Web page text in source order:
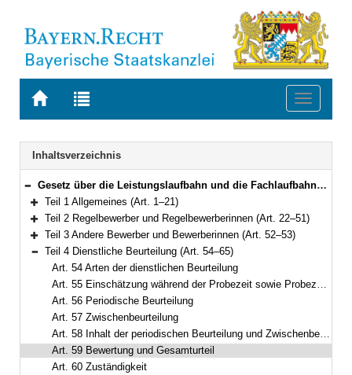
Zur
BAYERN.RECHT
Zur
letzten
Suche
Toggle
Navigation
Inhaltsverzeichnis
Bereich reduzieren
Gesetz über die Leistungslaufbahn und die Fachlaufbahnen der bayerischen Beamten und Beamtinnen (Leistungslaufbahngesetz – LlbG) Vom 5. August 2010 (GVBl. S. 410, 571) BayRS 2030-1-4-F (Art. 1–71)
Bereich erweitern
Teil 1 Allgemeines (Art. 1–21)
Bereich erweitern
Teil 2 Regelbewerber und Regelbewerberinnen (Art. 22–51)
Bereich erweitern
Teil 3 Andere Bewerber und Bewerberinnen (Art. 52–53)
Bereich reduzieren
Teil 4 Dienstliche Beurteilung (Art. 54–65)
Art. 54 Arten der dienstlichen Beurteilung
Art. 55 Einschätzung während der Probezeit sowie Probezeitbeurteilung
Art. 56 Periodische Beurteilung
Art. 57 Zwischenbeurteilung
Art. 58 Inhalt der periodischen Beurteilung und Zwischenbeurteilung
Art. 59 Bewertung und Gesamturteil
Art. 60 Zuständigkeit